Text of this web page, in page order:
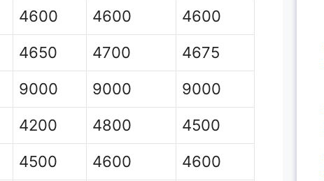
4600 4600
4600
4650 4700
4675
9000 9000
9000
4200 4800
4500
4500 4600
4600